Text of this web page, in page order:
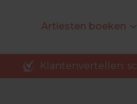
Artiesten boeken
Klantenvertellen: